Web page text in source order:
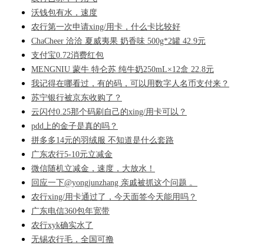
沃钱包有水，速度
农行第一次申请xing/用卡，什么卡比较好
ChaCheer 洽洽 夏威夷果 奶香味 500g*2罐 42.9元
支付宝0.72消费红包
MENGNIU 蒙牛 特仑苏 纯牛奶250mL×12盒 22.8元
我记得在哪看过，有的码，可以用数字人名币支付来？
苏宁银行被京东收购了？
云闪付0.25那个码刷自己的xing/用卡可以？
pdd上的金子是真的吗？
拼多多14元的羽绒服 不知道是什么套路
广东农行5-10元立减金
微信随机立减金，速度，大放水！
回应一下@yongjunzhang 亲戚被抓这个问题 。
农行xing/用卡通过了，今天面签今天能用吗？
广东电信360包年宽带
农行xyk确实水了
无锡农行毛，全国可撸